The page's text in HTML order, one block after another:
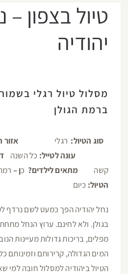
טיול בצפון –
יהודיה
מסלול טיול רגלי
ברמת הגולן
סוג הטיול: רגלי אזור
עונה לטייל: כל השנה
קשה מתאים לילדים? כן –
הטיול: כיום
נחל יהודיה הפך כמעט לשם נרדף
בגולן. ולא לחינם. ערוץ הנחל
מפלים, בריכות גדולות מעיינות
המים הגדולה, קרירותם וזמינותם
הטיול ביהודיה למסלול חובה למי